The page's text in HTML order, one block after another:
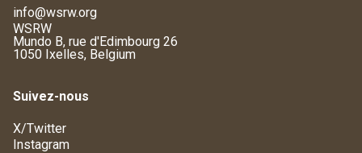
info@wsrw.org
WSRW
Mundo B, rue d'Edimbourg 26
1050 Ixelles, Belgium
Suivez-nous
X/Twitter
Instagram